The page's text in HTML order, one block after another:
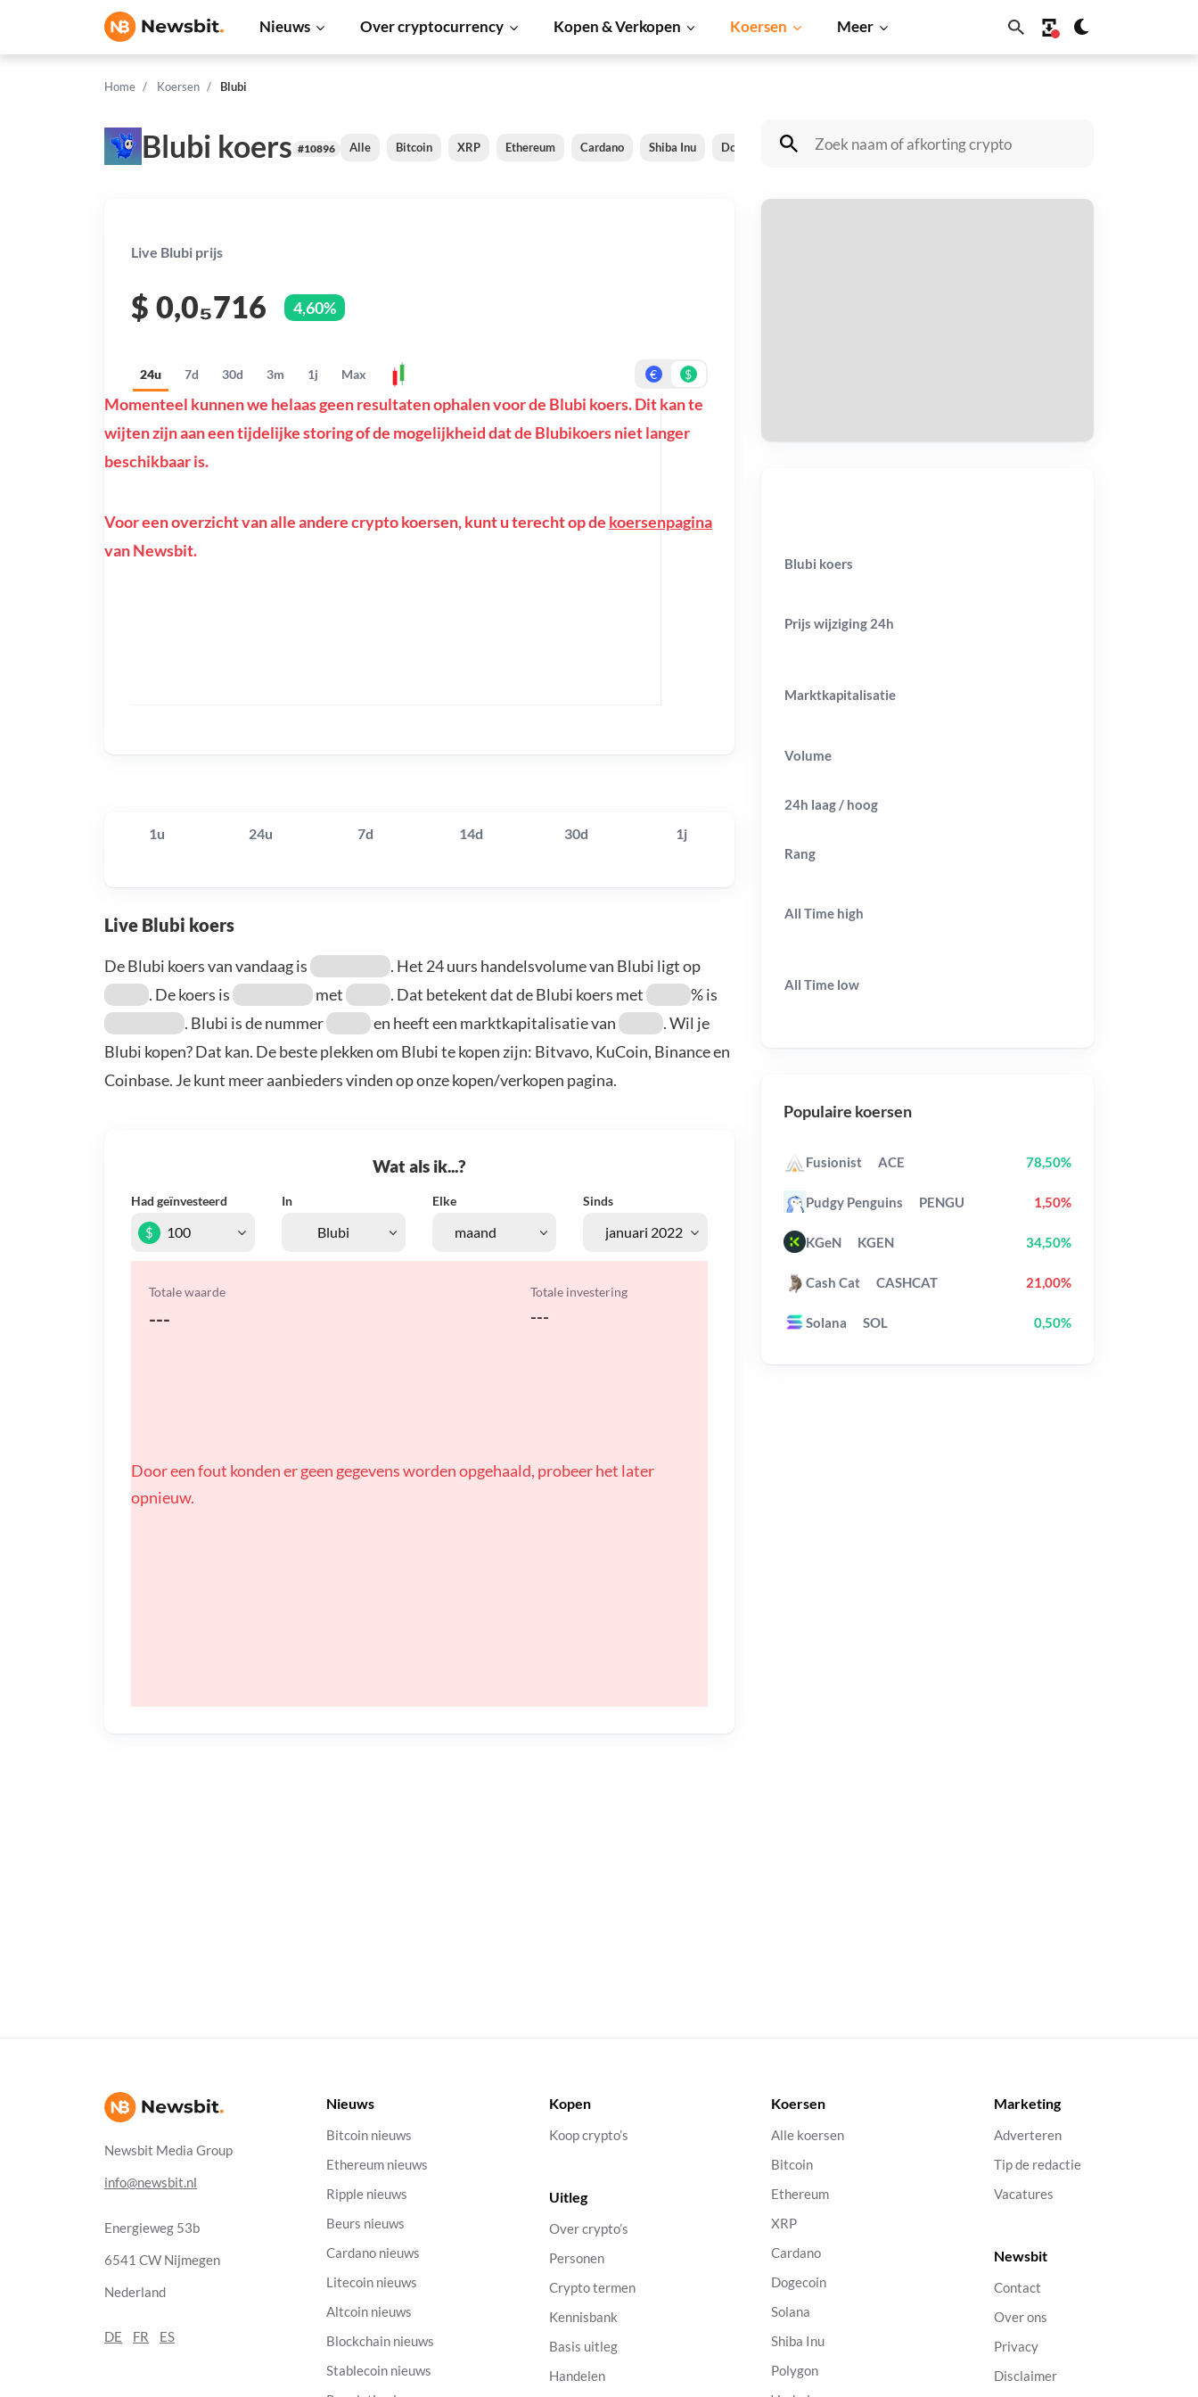
Nieuws Over cryptocurrency Kopen & Verkopen Koersen Meer
Home Koersen Blubi
Blubi koers #10896 Alle Bitcoin XRP Ethereum Cardano Shiba Inu Dogecoin Solana BNB
Live Blubi prijs
$ 0,0₅716 4,60%
24u 7d 30d 3m 1j Max € $
Momenteel kunnen we helaas geen resultaten ophalen voor de Blubi koers. Dit kan te
wijten zijn aan een tijdelijke storing of de mogelijkheid dat de Blubikoers niet langer
beschikbaar is.
Voor een overzicht van alle andere crypto koersen, kunt u terecht op de koersenpagina
van Newsbit.
1u 24u 7d 14d 30d 1j
Live Blubi koers
De Blubi koers van vandaag is
. Het 24 uurs handelsvolume van Blubi ligt op
. De koers is
met . Dat betekent dat de Blubi koers met
% is
. Blubi is de nummer
en heeft een marktkapitalisatie van
. Wil je
Blubi kopen? Dat kan. De beste plekken om Blubi te kopen zijn: Bitvavo, KuCoin, Binance en
Coinbase. Je kunt meer aanbieders vinden op onze kopen/verkopen pagina.
Wat als ik...?
Had geïnvesteerd In Elke Sinds
$
Totale waarde
---
Totale investering
---
Door een fout konden er geen gegevens worden opgehaald, probeer het later
opnieuw.
Blubi koers
Prijs wijziging 24h
Marktkapitalisatie
Volume
24h laag / hoog
Rang
All Time high
All Time low
Populaire koersen
Fusionist ACE 78,50%
Pudgy Penguins PENGU 1,50%
KGeN KGEN 34,50%
Cash Cat CASHCAT 21,00%
Solana SOL 0,50%
Newsbit Media Group
info@newsbit.nl
Energieweg 53b
6541 CW Nijmegen
Nederland
DE FR ES
Nieuws
Bitcoin nieuws
Ethereum nieuws
Ripple nieuws
Beurs nieuws
Cardano nieuws
Litecoin nieuws
Altcoin nieuws
Blockchain nieuws
Stablecoin nieuws
Kopen
Koop crypto’s
Uitleg
Over crypto’s
Personen
Crypto termen
Kennisbank
Basis uitleg
Handelen
Koersen
Alle koersen
Bitcoin
Ethereum
XRP
Cardano
Dogecoin
Solana
Shiba Inu
Polygon
Marketing
Adverteren
Tip de redactie
Vacatures
Newsbit
Contact
Over ons
Privacy
Disclaimer